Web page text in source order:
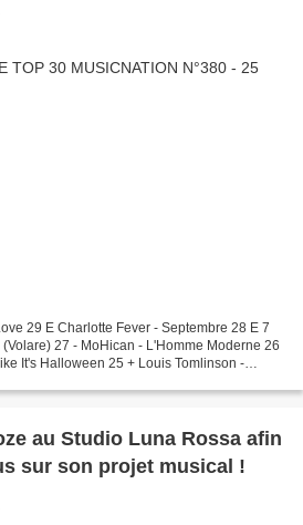
28 E 7
Moderne 26
25 + Louis Tomlinson -
au Studio Luna Rossa afin
sur son projet musical !